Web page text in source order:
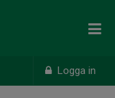
Logga in